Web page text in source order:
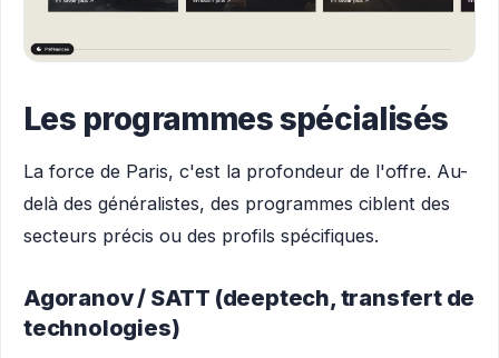
Les programmes spécialisés
La force de Paris, c'est la profondeur de l'offre. Au-
delà des généralistes, des programmes ciblent des
secteurs précis ou des profils spécifiques.
Agoranov / SATT (deeptech, transfert de
technologies)